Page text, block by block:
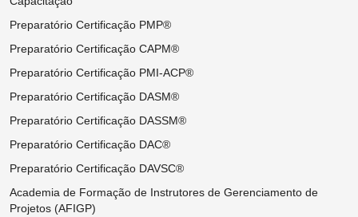
Preparatório Certificação PMP®
Preparatório Certificação CAPM®
Preparatório Certificação PMI-ACP®
Preparatório Certificação DASM®
Preparatório Certificação DASSM®
Preparatório Certificação DAC®
Preparatório Certificação DAVSC®
Academia de Formação de Instrutores de Gerenciamento de
Projetos (AFIGP)